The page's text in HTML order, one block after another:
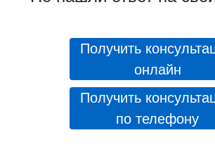
Не нашли ответ на
Получить
онлайн
Получить
по телефону